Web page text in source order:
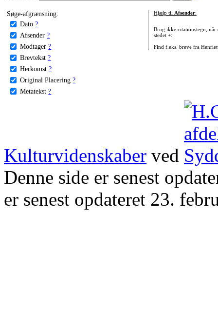
Søge-afgrænsning:
Dato ?
Afsender ?
Modtager ?
Brevtekst ?
Herkomst ?
Original Placering ?
Metatekst ?
Hjælp til Afsender:
Brug ikke citationstegn, når
stedet +:
Find f.eks. breve fra
Kulturvidenskaber ved
Denne side er senest
er senest opdateret 23.